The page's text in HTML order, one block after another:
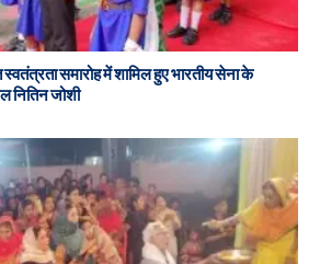
समारोह में शामिल हुए भारतीय सेना के
नितिन जोशी